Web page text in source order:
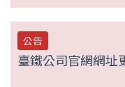
公告
臺鐵公司官網網址